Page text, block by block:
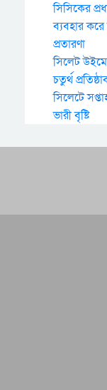
সিসিকের
ব্যবহার
প্রতারণা
সিলেট
চতুর্থ
সিলেটে
ভারী বৃষ্টি